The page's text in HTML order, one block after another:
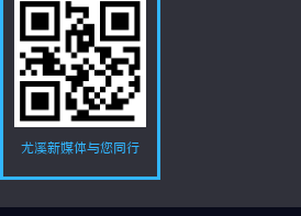
尤溪新媒体与您同行